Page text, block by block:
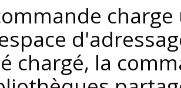
chargé, la